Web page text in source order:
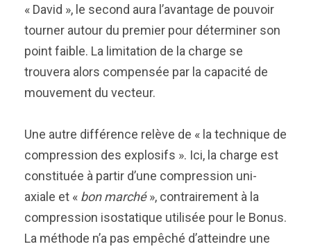
« David », le second aura l’avantage de pouvoir
tourner autour du premier pour déterminer son
point faible. La limitation de la charge se
trouvera alors compensée par la capacité de
mouvement du vecteur.
Une autre différence relève de « la technique de
compression des explosifs ». Ici, la charge est
constituée à partir d’une compression uni-
axiale et « bon marché», contrairement à la
compression isostatique utilisée pour le Bonus.
La méthode n’a pas empêché d’atteindre une